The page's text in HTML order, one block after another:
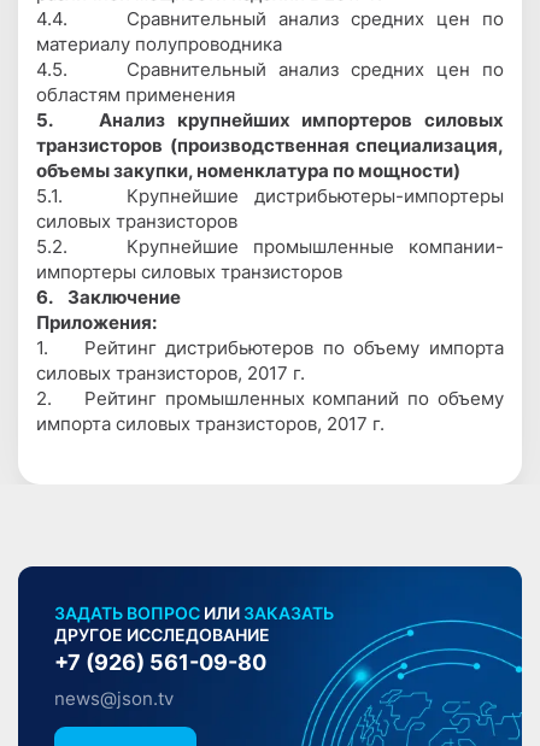
4.4. Сравнительный анализ средних цен по
материалу полупроводника
4.5. Сравнительный анализ средних цен по
областям применения
5. Анализ крупнейших импортеров силовых
транзисторов (производственная специализация,
объемы закупки, номенклатура по мощности)
5.1. Крупнейшие дистрибьютеры-импортеры
силовых транзисторов
5.2. Крупнейшие промышленные компании-
импортеры силовых транзисторов
6. Заключение
Приложения:
1. Рейтинг дистрибьютеров по объему импорта
силовых транзисторов, 2017 г.
2. Рейтинг промышленных компаний по объему
импорта силовых транзисторов, 2017 г.
ЗАДАТЬ ВОПРОС ИЛИ ЗАКАЗАТЬ
ДРУГОЕ ИССЛЕДОВАНИЕ
+7 (926) 561-09-80
news@json.tv